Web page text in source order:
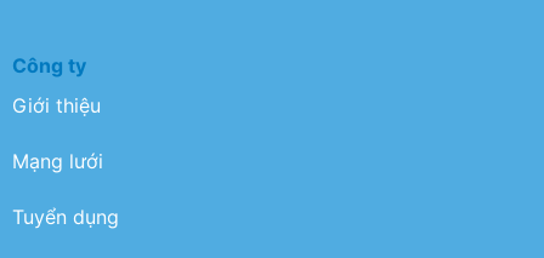
Công ty
Giới thiệu
Mạng lưới
Tuyển dụng